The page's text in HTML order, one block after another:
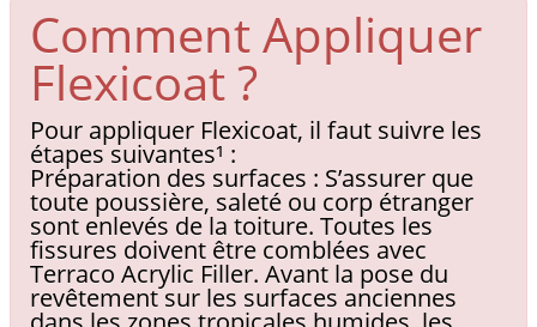
Comment Appliquer
Flexicoat ?
Pour appliquer Flexicoat, il faut suivre les
étapes suivantes¹ :
Préparation des surfaces : S’assurer que
toute poussière, saleté ou corp étranger
sont enlevés de la toiture. Toutes les
fissures doivent être comblées avec
Terraco Acrylic Filler. Avant la pose du
revêtement sur les surfaces anciennes